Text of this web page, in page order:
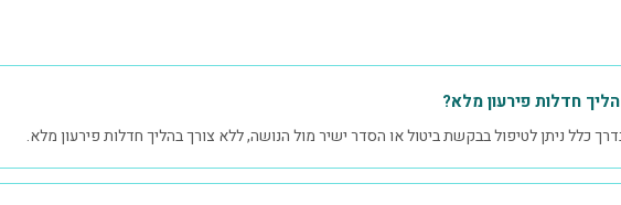
חדלות פירעון מלא?
כלל ניתן לטיפול בבקשת ביטול או הסדר ישיר מול הנושה, ללא צורך בהליך חדלות פירעון מלא.